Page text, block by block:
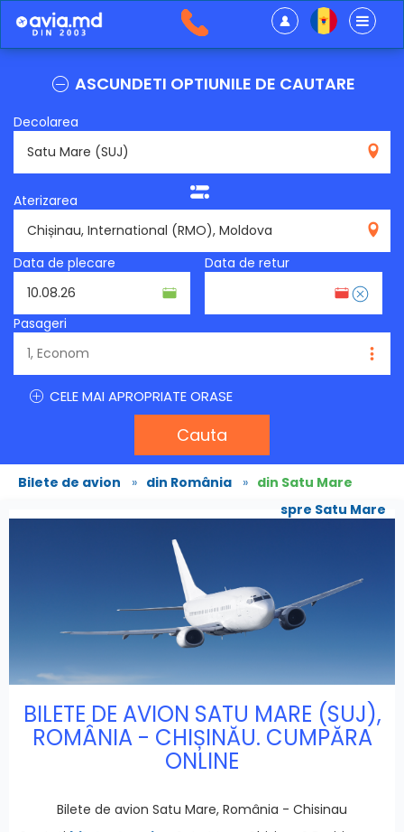
ASCUNDETI OPTIUNILE DE CAUTARE
Decolarea
Aterizarea
Data de plecare
Data de retur
Pasageri
CELE MAI APROPRIATE ORASE
Cauta
Bilete de avion » din România » din Satu Mare
spre Satu Mare
BILETE DE AVION SATU MARE (SUJ),
ROMÂNIA - CHIȘINĂU. CUMPĂRA
ONLINE
Bilete de avion Satu Mare, România - Chisinau